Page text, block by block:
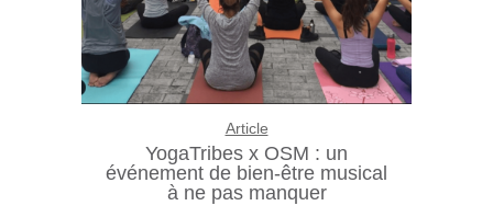
Article
YogaTribes x OSM : un
événement de bien-être musical
à ne pas manquer